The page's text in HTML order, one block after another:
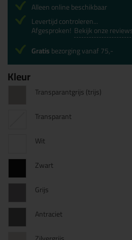
Kleur
Transparantgrijs (trijs)
Transparant
Wit
Zwart
Grijs
Antraciet
Alleen online beschikbaar
Levertijd controleren...
Afgesproken! Bekijk onze
Gratisbezorging vanaf 75,-